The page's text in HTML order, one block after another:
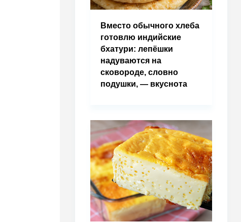
Вместо обычного хлеба
готовлю индийские
бхатури: лепёшки
надуваются на
сковороде, словно
подушки, — вкуснота